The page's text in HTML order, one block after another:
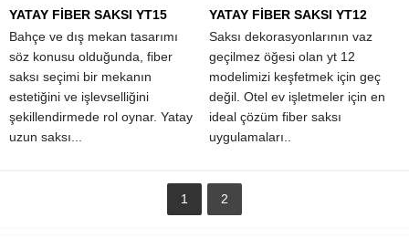
YATAY FİBER SAKSI YT15
Bahçe ve dış mekan tasarımı
söz konusu olduğunda, fiber
saksı seçimi bir mekanın
estetiğini ve işlevselliğini
şekillendirmede rol oynar. Yatay
uzun saksı...
YATAY FİBER SAKSI YT12
Saksı dekorasyonlarının vaz
geçilmez öğesi olan yt 12
modelimizi keşfetmek için geç
değil. Otel ev işletmeler için en
ideal çözüm fiber saksı
uygulamaları..
1 2